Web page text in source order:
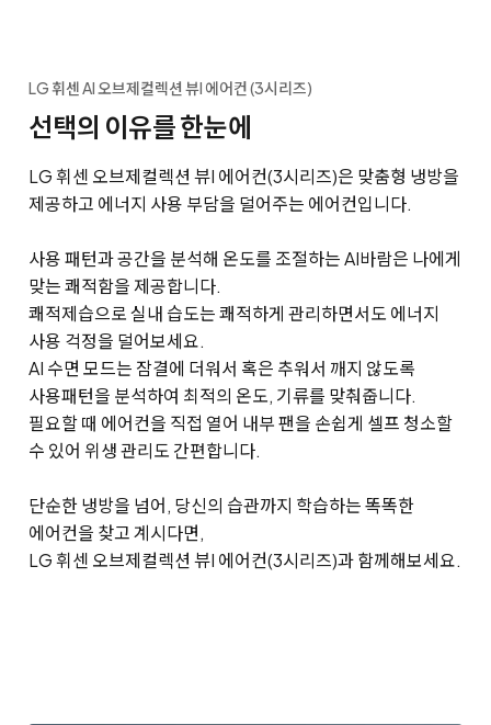
LG 휘센 AI 오브제컬렉션 뷰I 에어컨 (3시리즈)
선택의 이유를 한눈에
LG 휘센 오브제컬렉션 뷰I 에어컨(3시리즈)은 맞춤형 냉방을
제공하고 에너지 사용 부담을 덜어주는 에어컨입니다.
사용 패턴과 공간을 분석해 온도를 조절하는 AI바람은 나에게
맞는 쾌적함을 제공합니다.
쾌적제습으로 실내 습도는 쾌적하게 관리하면서도 에너지
사용 걱정을 덜어보세요.
AI 수면 모드는 잠결에 더워서 혹은 추워서 깨지 않도록
사용패턴을 분석하여 최적의 온도, 기류를 맞춰줍니다.
필요할 때 에어컨을 직접 열어 내부 팬을 손쉽게 셀프 청소할
수 있어 위생 관리도 간편합니다.
단순한 냉방을 넘어, 당신의 습관까지 학습하는 똑똑한
에어컨을 찾고 계시다면,
LG 휘센 오브제컬렉션 뷰I 에어컨(3시리즈)과 함께해보세요.